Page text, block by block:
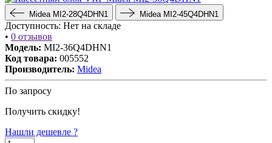
Midea MI2-28Q4DHN1 Midea MI2-45Q4DHN1
Доступность: Нет на складе
• 0 отзывов
Модель: MI2-36Q4DHN1
Код товара: 005552
Производитель: Midea
По запросу
Получить скидку!
Нашли дешевле ?